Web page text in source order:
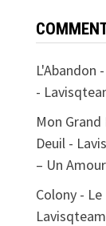
L'Abandon
-
Mon
Deuil -
– Un
Colony -